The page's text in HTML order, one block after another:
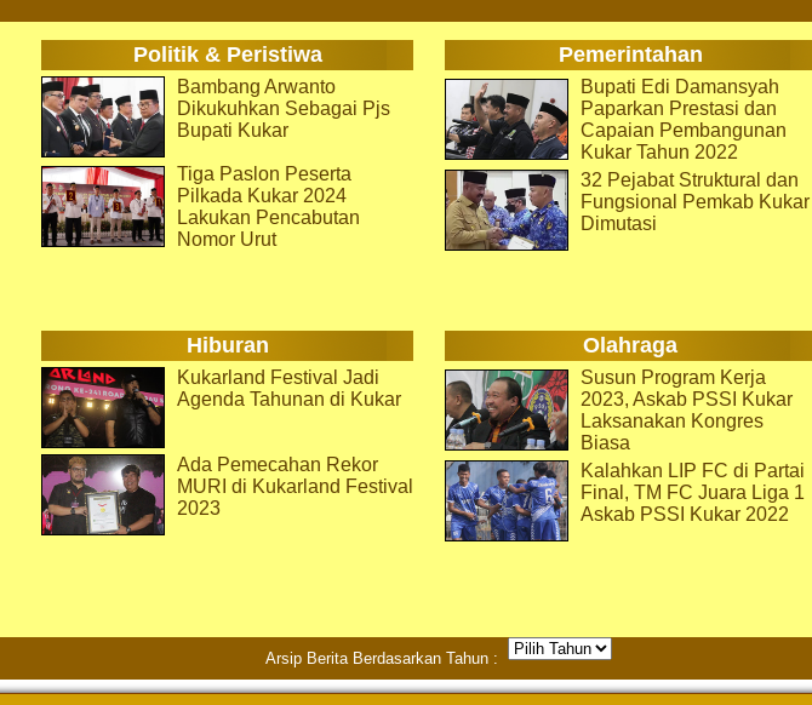
Politik & Peristiwa Pemerintahan
Bambang Arwanto
Dikukuhkan Sebagai Pjs
Bupati Kukar
Tiga Paslon Peserta
Pilkada Kukar 2024
Lakukan Pencabutan
Nomor Urut
Bupati Edi Damansyah
Paparkan Prestasi dan
Capaian Pembangunan
Kukar Tahun 2022
32 Pejabat Struktural dan
Fungsional Pemkab Kukar
Dimutasi
Hiburan Olahraga
Kukarland Festival Jadi
Agenda Tahunan di Kukar
Ada Pemecahan Rekor
MURI di Kukarland Festival
2023
Susun Program Kerja
2023, Askab PSSI Kukar
Laksanakan Kongres
Biasa
Kalahkan LIP FC di Partai
Final, TM FC Juara Liga 1
Askab PSSI Kukar 2022
Arsip Berita Berdasarkan Tahun :